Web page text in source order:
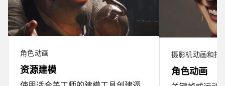
角色动画
资源建模
摄影机动画和拍
角色动画